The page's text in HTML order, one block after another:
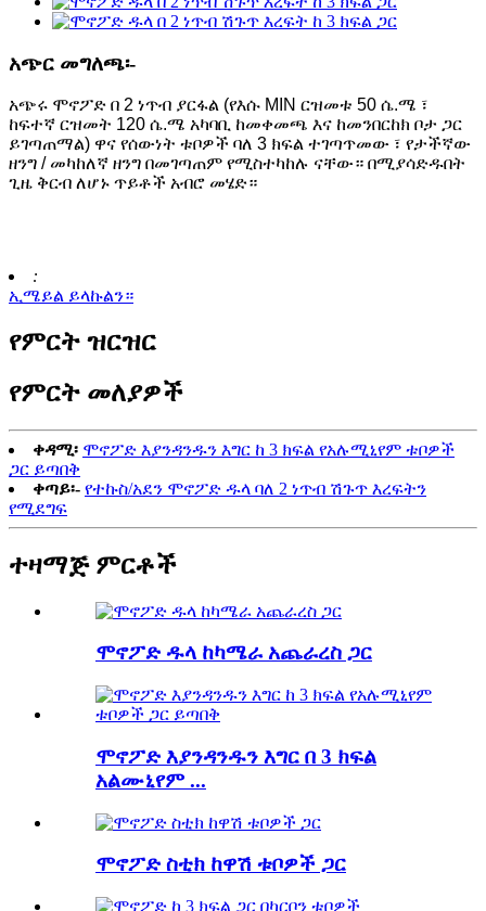
አጭር መግለጫ፡-
አጭሩ ሞኖፖድ በ 2 ነጥብ ያርፋል (የእሱ MIN ርዝመቱ 50 ሴ.ሜ ፣
ከፍተኛ ርዝመት 120 ሴ.ሜ አካባቢ ከመቀመጫ እና ከመንበርከክ ቦታ ጋር
ይገጣጠማል) ዋና የሰውነት ቱቦዎች ባለ 3 ክፍል ተገጣጥመው ፣ የታችኛው
ዘንግ / መካከለኛ ዘንግ በመገጣጠም የሚስተካከሉ ናቸው። በሚያሳድዱበት
ጊዜ ቅርብ ለሆኑ ጥይቶች አብሮ መሄድ።
:
ኢሜይል ይላኩልን።
የምርት ዝርዝር
የምርት መለያዎች
ቀዳሚ፡ ሞኖፖድ እያንዳንዱን እግር ከ 3 ክፍል የአሉሚኒየም ቱቦዎች
ጋር ይጣበቅ
ቀጣይ፡- የተኩስ/አደን ሞኖፖድ ዱላ ባለ 2 ነጥብ ሽጉጥ እረፍትን
የሚደግፍ
ተዛማጅ ምርቶች
ሞኖፖድ ዱላ ከካሜራ አጨራረስ ጋር
ሞኖፖድ እያንዳንዱን እግር በ 3 ክፍል
አልሙኒየም ...
ሞኖፖድ ስቲክ ከዋሽ ቱቦዎች ጋር